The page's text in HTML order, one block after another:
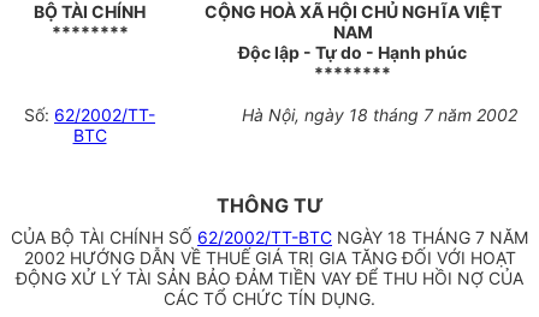
BỘ TÀI CHÍNH
********
CỘNG HOÀ XÃ HỘI CHỦ NGHĨA VIỆT
NAM
Độc lập - Tự do - Hạnh phúc
********
Số: 62/2002/TT-
BTC
Hà Nội, ngày 18 tháng 7 năm 2002
THÔNG TƯ
CỦA BỘ TÀI CHÍNH SỐ 62/2002/TT-BTC NGÀY 18 THÁNG 7 NĂM
2002 HƯỚNG DẪN VỀ THUẾ GIÁ TRỊ GIA TĂNG ĐỐI VỚI HOẠT
ĐỘNG XỬ LÝ TÀI SẢN BẢO ĐẢM TIỀN VAY ĐỂ THU HỒI NỢ CỦA
CÁC TỔ CHỨC TÍN DỤNG.